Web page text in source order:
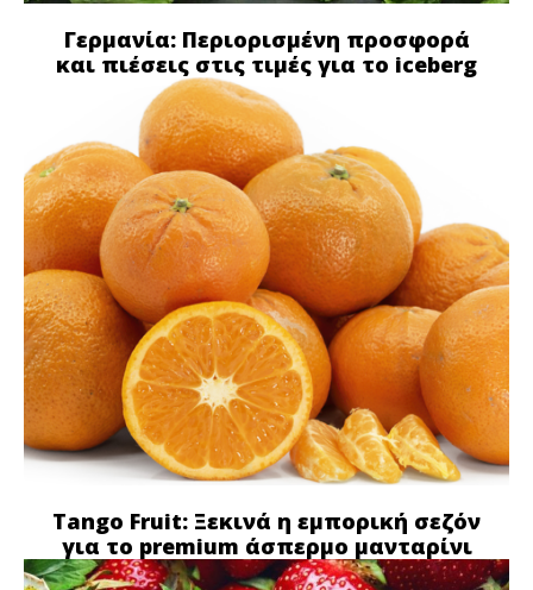
Γερμανία: Περιορισμένη προσφορά
και πιέσεις στις τιμές για το iceberg
Tango Fruit: Ξεκινά η εμπορική σεζόν
για το premium άσπερμο μανταρίνι